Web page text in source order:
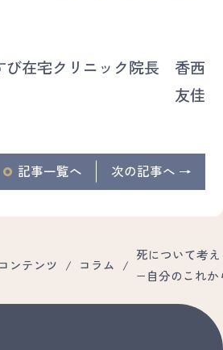
び在宅クリニック院長 香西
友佳
記事一覧へ 次の記事へ →
ンテンツ / コラム /
死について考
−自分のこれか